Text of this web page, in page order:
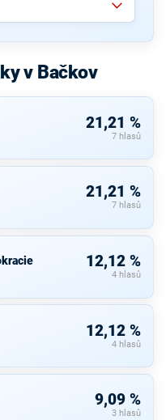
v Bačkov
21,21 %
7 hlasů
21,21 %
7 hlasů
12,12 %
4 hlasů
12,12 %
4 hlasů
9,09 %
3 hlasů